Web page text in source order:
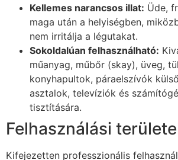
Kellemes narancsos illat: Üde,
maga után a helyiségben,
nem irritálja a légutakat.
Sokoldalúan felhasználható:
műanyag, műbőr (skay), üveg,
konyhapultok, páraelszívók
asztalok, televíziók és
tisztítására.
Felhasználási
Kifejezetten professzionális